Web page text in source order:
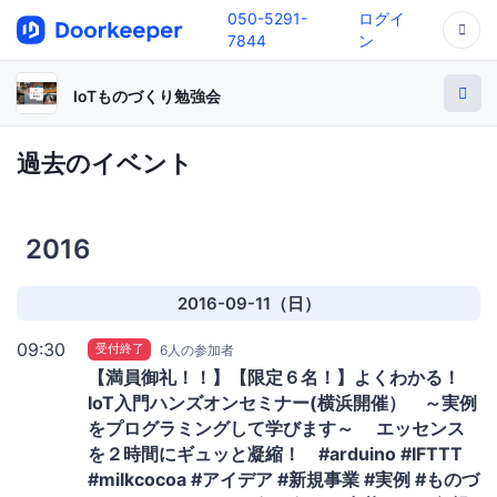
050-5291-
7844
ログイ
ン
IoTものづくり勉強会
過去のイベント
2016
2016-09-11（日）
09:30 受付終了 6人の参加者
【満員御礼！！】【限定６名！】よくわかる！
IoT入門ハンズオンセミナー(横浜開催） ～実例
をプログラミングして学びます～ エッセンス
を２時間にギュッと凝縮！ #arduino #IFTTT
#milkcocoa #アイデア #新規事業 #実例 #ものづ